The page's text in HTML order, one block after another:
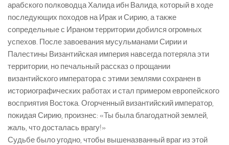
арабского полководца Халида ибн Валида, который в ходе
последующих походов на Ирак и Сирию, а также
сопредельные с Ираном территории добился огромных
успехов. После завоевания мусульманами Сирии и
Палестины Византийская империя навсегда потеряла эти
территории, но печальный рассказ о прощании
византийского императора с этими землями сохранен в
историографических работах и стал примером европейского
восприятия Востока. Огорченный византийский император,
покидая Сирию, произнес: «Ты была благодатной землей,
жаль, что досталась врагу!»
Судьбе было угодно, чтобы вышеназванный враг из этой